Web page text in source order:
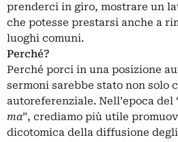
prenderci in giro, mostrare un
che potesse prestarsi anche a
luoghi comuni.
Perché?
Perché porci in una posizione
sermoni sarebbe stato non solo
autoreferenziale. Nell’epoca del
ma”, crediamo più utile
dicotomica della diffusione